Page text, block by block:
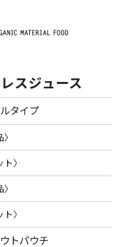
スジュース
タイプ
〉
〉
トパウチ